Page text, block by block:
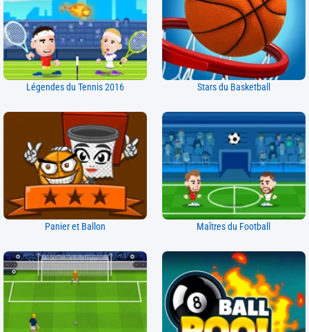
Légendes du Tennis 2016 Stars du Basketball
Panier et Ballon Maîtres du Football